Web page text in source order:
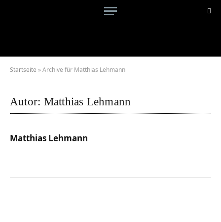
Startseite »Archive für Matthias Lehmann
Autor: Matthias Lehmann
Matthias Lehmann